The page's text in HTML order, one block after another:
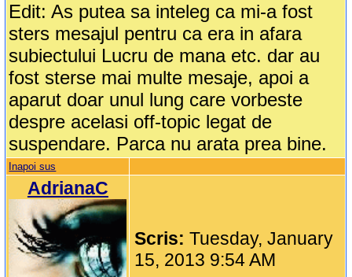
Edit: As putea sa inteleg ca mi-a fost
sters mesajul pentru ca era in afara
subiectului Lucru de mana etc. dar au
fost sterse mai multe mesaje, apoi a
aparut doar unul lung care vorbeste
despre acelasi off-topic legat de
suspendare. Parca nu arata prea bine.
Inapoi sus
AdrianaC
Scris:Tuesday, January
15, 2013 9:54 AM